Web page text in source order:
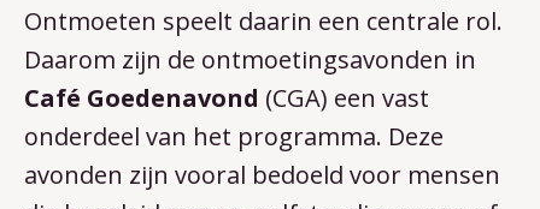
Ontmoeten speelt daarin een centrale rol.
Daarom zijn de ontmoetingsavonden in
Café Goedenavond (CGA) een vast
onderdeel van het programma. Deze
avonden zijn vooral bedoeld voor mensen